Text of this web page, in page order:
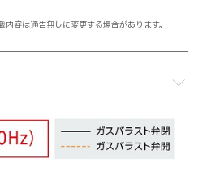
容は通告無しに変更する場合があります。